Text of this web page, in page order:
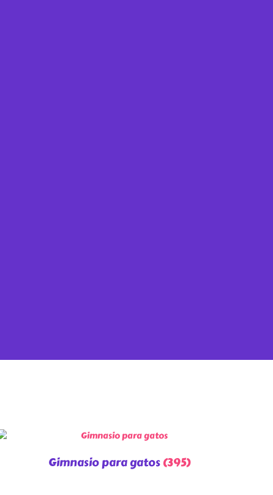
Gimnasio para gatos(395)